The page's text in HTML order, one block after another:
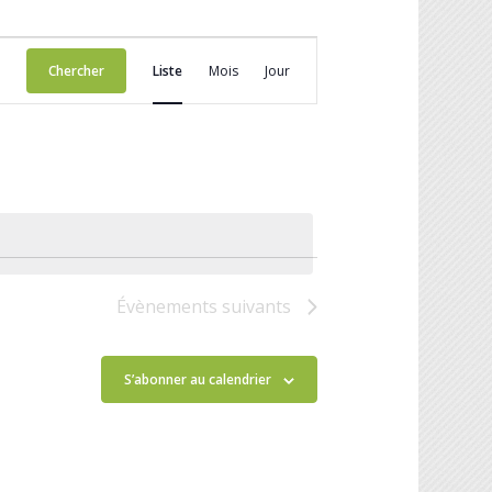
Chercher
de
vues
Liste Mois Jour
Évènements suivants
S’abonner au calendrier